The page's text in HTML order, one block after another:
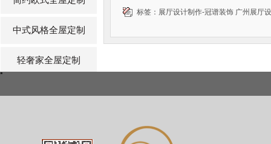
标签： 展厅设计制作-冠谱装饰 广州展厅
中式风格全屋定制
轻奢家全屋定制